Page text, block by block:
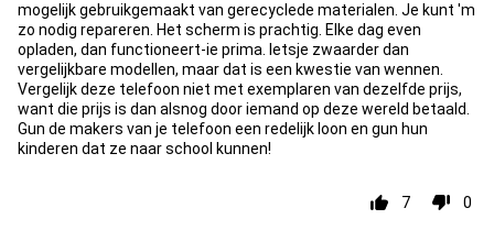
mogelijk gebruikgemaakt van gerecyclede materialen. Je kunt 'm
zo nodig repareren. Het scherm is prachtig. Elke dag even
opladen, dan functioneert-ie prima. Ietsje zwaarder dan
vergelijkbare modellen, maar dat is een kwestie van wennen.
Vergelijk deze telefoon niet met exemplaren van dezelfde prijs,
want die prijs is dan alsnog door iemand op deze wereld betaald.
Gun de makers van je telefoon een redelijk loon en gun hun
kinderen dat ze naar school kunnen!
7 0